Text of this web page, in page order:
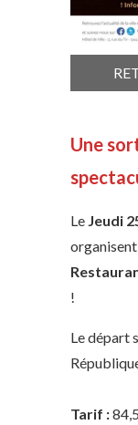
Une
Le Jeudi
!
Le départ
Tarif :